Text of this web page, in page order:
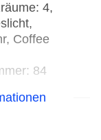
4,
Coffee
84